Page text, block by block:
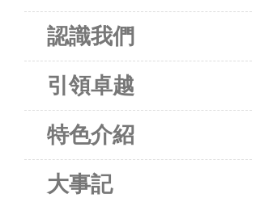
認識我們
引領卓越
特色介紹
大事記